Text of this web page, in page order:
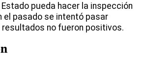
pueda hacer la inspección
el pasado se intentó pasar
resultados no fueron positivos.